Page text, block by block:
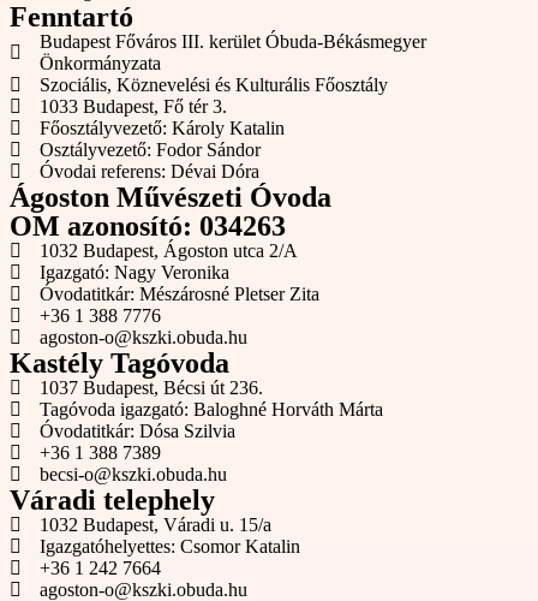
Fenntartó
Budapest Főváros III. kerület Óbuda-Békásmegyer
Önkormányzata
Szociális, Köznevelési és Kulturális Főosztály
1033 Budapest, Fő tér 3.
Főosztályvezető: Károly Katalin
Osztályvezető: Fodor Sándor
Óvodai referens: Dévai Dóra
Ágoston Művészeti Óvoda
OM azonosító: 034263
1032 Budapest, Ágoston utca 2/A
Igazgató: Nagy Veronika
Óvodatitkár: Mészárosné Pletser Zita
+36 1 388 7776
agoston-o@kszki.obuda.hu
Kastély Tagóvoda
1037 Budapest, Bécsi út 236.
Tagóvoda igazgató: Baloghné Horváth Márta
Óvodatitkár: Dósa Szilvia
+36 1 388 7389
becsi-o@kszki.obuda.hu
Váradi telephely
1032 Budapest, Váradi u. 15/a
Igazgatóhelyettes: Csomor Katalin
+36 1 242 7664
agoston-o@kszki.obuda.hu